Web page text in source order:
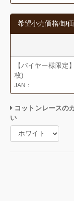
希望小売価格/卸
【バイヤー様限定
枚)
JAN：
コットンレースの
い